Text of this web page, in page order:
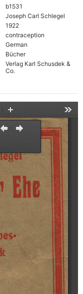
b1531
Joseph Carl Schlegel
1922
contraception
German
Bücher
Verlag Karl Schusdek &
Co.